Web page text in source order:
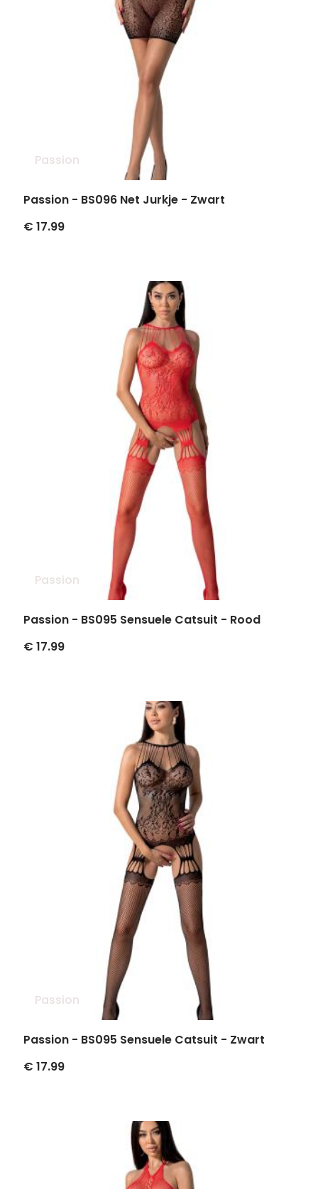
Passion
Passion - BS096 Net Jurkje - Zwart
€ 17.99
Passion
Passion - BS095 Sensuele Catsuit - Rood
€ 17.99
Passion
Passion - BS095 Sensuele Catsuit - Zwart
€ 17.99